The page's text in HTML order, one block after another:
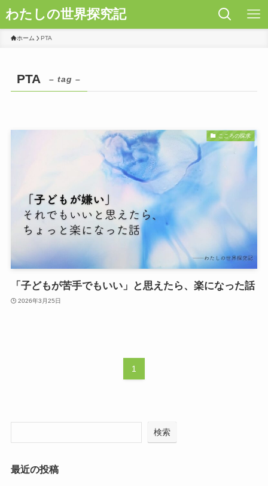
わたしの世界探究記
ホーム PTA
PTA – tag –
こころの探求
「子どもが苦手でもいい」と思えたら、楽になった話
2026年3月25日
1
検索
最近の投稿